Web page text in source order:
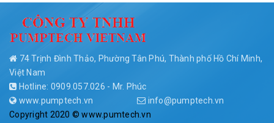
74 Trịnh Đình Thảo, Phường Tân Phú, Thành phố Hồ Chí Minh,
Việt Nam
Hotline: 0909.057.026 - Mr. Phúc
www.pumptech.vn
info@pumptech.vn
Copyright 2020 © www.pumtech.vn